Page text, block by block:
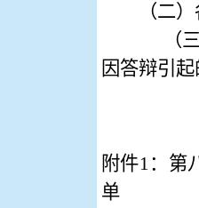
（二）
（
因答辩引
附件1：第
单